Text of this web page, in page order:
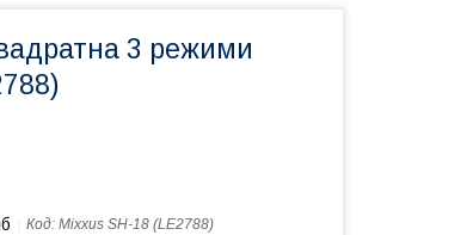
3 режими
Код: Mixxus SH-18 (LE2788)